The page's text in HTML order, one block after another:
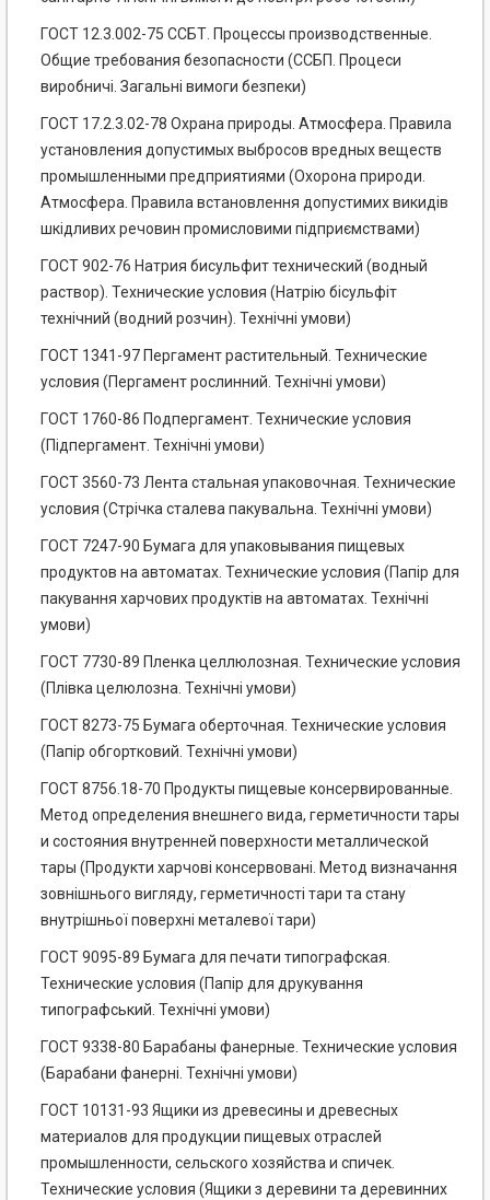
ГОСТ 12.3.002-75 ССБТ. Процессы производственные.
Общие требования безопасности (ССБП. Процеси
виробничі. Загальні вимоги безпеки)
ГОСТ 17.2.3.02-78 Охрана природы. Атмосфера. Правила
установления допустимых выбросов вредных веществ
промышленными предприятиями (Охорона природи.
Атмосфера. Правила встановлення допустимих викидів
шкідливих речовин промисловими підприємствами)
ГОСТ 902-76 Натрия бисульфит технический (водный
раствор). Технические условия (Натрію бісульфіт
технічний (водний розчин). Технічні умови)
ГОСТ 1341-97 Пергамент растительный. Технические
условия (Пергамент рослинний. Технічні умови)
ГОСТ 1760-86 Подпергамент. Технические условия
(Підпергамент. Технічні умови)
ГОСТ 3560-73 Лента стальная упаковочная. Технические
условия (Стрічка сталева пакувальна. Технічні умови)
ГОСТ 7247-90 Бумага для упаковывания пищевых
продуктов на автоматах. Технические условия (Папір для
пакування харчових продуктів на автоматах. Технічні
умови)
ГОСТ 7730-89 Пленка целлюлозная. Технические условия
(Плівка целюлозна. Технічні умови)
ГОСТ 8273-75 Бумага оберточная. Технические условия
(Папір обгортковий. Технічні умови)
ГОСТ 8756.18-70 Продукты пищевые консервированные.
Метод определения внешнего вида, герметичности тары
и состояния внутренней поверхности металлической
тары (Продукти харчові консервовані. Метод визначання
зовнішнього вигляду, герметичності тари та стану
внутрішньої поверхні металевої тари)
ГОСТ 9095-89 Бумага для печати типографская.
Технические условия (Папір для друкування
типографський. Технічні умови)
ГОСТ 9338-80 Барабаны фанерные. Технические условия
(Барабани фанерні. Технічні умови)
ГОСТ 10131-93 Ящики из древесины и древесных
материалов для продукции пищевых отраслей
промышленности, сельского хозяйства и спичек.
Технические условия (Ящики з деревини та деревинних